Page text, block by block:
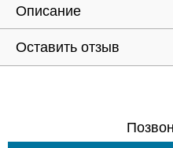
Описание
Оставить отзыв